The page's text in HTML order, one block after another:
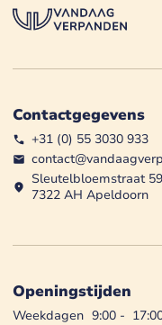
Contactgegevens
+31 (0) 55 3030 933
Sleutelbloemstraat 59
7322 AH Apeldoorn
Openingstijden
Weekdagen 9:00 -